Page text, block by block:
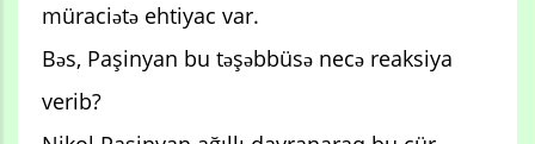
müraciətə ehtiyac var.
Bəs, Paşinyan bu təşəbbüsə necə reaksiya
verib?